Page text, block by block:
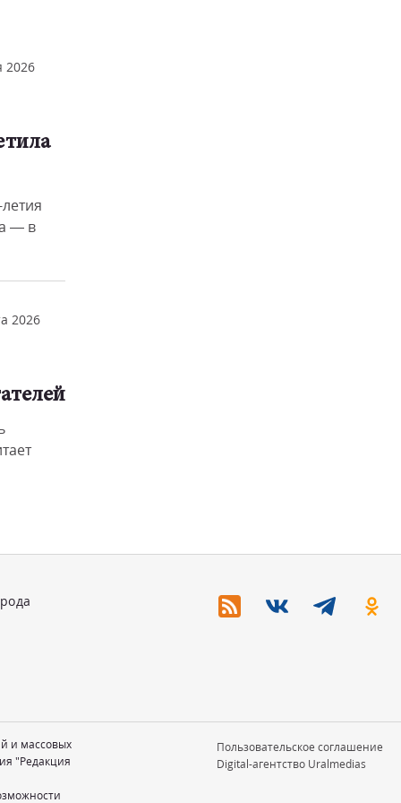
2026
— в
2026
и массовых
"Редакция
Пользовательское соглашение
Digital-агентство Uralmedias